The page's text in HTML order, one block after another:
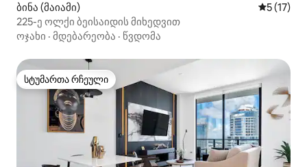
ბინა (მაიამი) საშუალო
5 (17)
225-ე ოლქი ბეისაიდის მიხედვით
ოჯახი · მდებარეობა · წვდომა
სტუმართა რჩეული
სტუმართა რჩეული